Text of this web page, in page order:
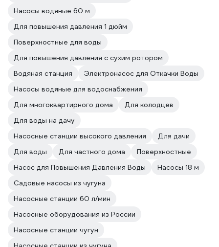
Насосы водяные 60 м
Для повышения давления 1 дюйм
Поверхностные для воды
Для повышения давления с сухим ротором
Водяная станция
Электронасос для Откачки Воды
Насосы водяные для водоснабжения
Для многоквартирного дома
Для колодцев
Для воды на дачу
Насосные станции высокого давления
Для дачи
Для воды
Для частного дома
Поверхностные
Насос для Повышения Давления Воды
Насосы 18 м
Садовые насосы из чугуна
Насосные станции 60 л/мин
Насосные оборудования из России
Насосные станции чугун